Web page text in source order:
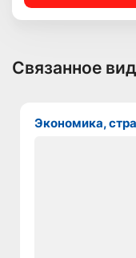
Связанное
Экономика,